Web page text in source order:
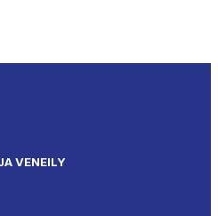
VENEILY